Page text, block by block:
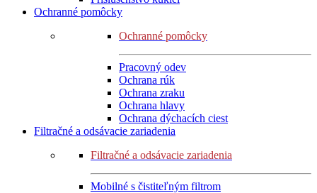
Ochranné pomôcky
Ochranné pomôcky
Pracovný odev
Ochrana rúk
Ochrana zraku
Ochrana hlavy
Ochrana dýchacích ciest
Filtračné a odsávacie zariadenia
Filtračné a odsávacie zariadenia
Mobilné s čistiteľným filtrom